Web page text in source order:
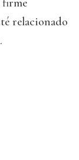
firme
relacionado